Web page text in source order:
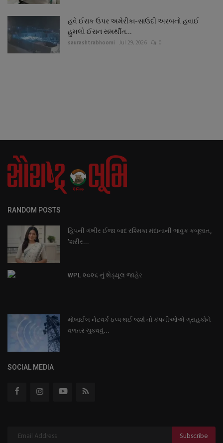
હવે ઈરાક ઉપર અમેરીકા-સાઉદી અરબનો હવાઈ
હુમલો ઈરાન સમર્થીત...
saurashtrabhoomi Jul 29, 2026 0
RANDOM POSTS
હિપની ગંભીર ઈજા બાદ રશ્મિકા મંદાનાની ભાવુક કબૂલાત,
'શરીર...
WPL ૨૦૨૬ નું શેડ્યૂલ જાહેર
મોબાઈલ નેટવર્ક ઠપ્પ થઈ જશે તો કંપનીઓએ ગ્રાહકોને
વળતર ચુકવવું...
SOCIAL MEDIA
Subscribe